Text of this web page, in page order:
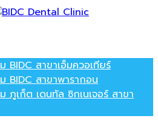
BIDC สาขาเอ็มควอเทียร์
BIDC สาขาพารากอน
ภูเก็ต เดนทัล ซิกเนเจอร์ สาขา